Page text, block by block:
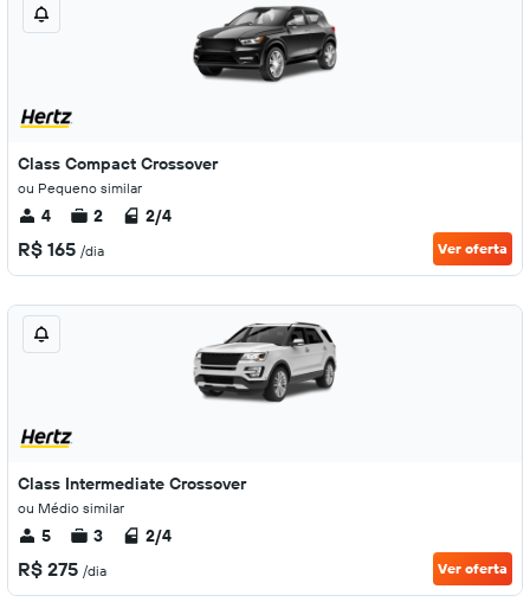
Class Compact Crossover
ou Pequeno similar
4 2 2/4
R$ 165 /dia Ver oferta
Class Intermediate Crossover
ou Médio similar
5 3 2/4
R$ 275 /dia Ver oferta